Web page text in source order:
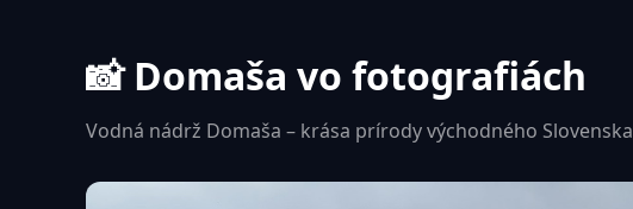
📸 Domaša vo fotografiách
Vodná nádrž Domaša – krása prírody východného Slovenska